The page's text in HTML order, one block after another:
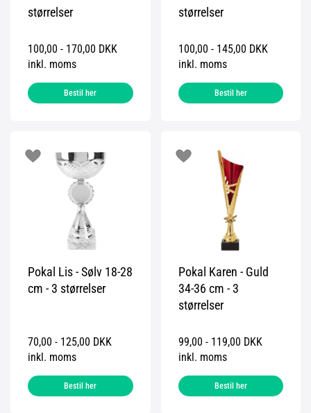
størrelser
100,00 - 170,00 DKK
inkl. moms
Bestil her
størrelser
100,00 - 145,00 DKK
inkl. moms
Bestil her
Pokal Lis - Sølv 18-28
cm - 3 størrelser
70,00 - 125,00 DKK
inkl. moms
Bestil her
Pokal Karen - Guld
34-36 cm - 3
størrelser
99,00 - 119,00 DKK
inkl. moms
Bestil her